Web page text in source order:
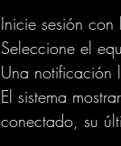
Inicie sesión
Seleccione el
Una notificación
El sistema
conectado, su